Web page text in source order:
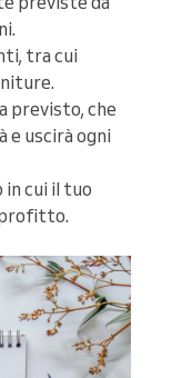
tra cui
previsto, che
e uscirà ogni
in cui il tuo
profitto.